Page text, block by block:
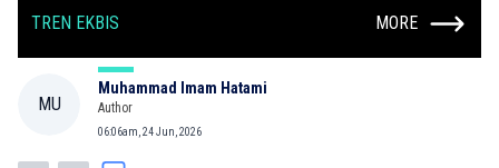
TREN EKBIS MORE
MU
Muhammad Imam Hatami
Author
06:06am, 24 Jun, 2026